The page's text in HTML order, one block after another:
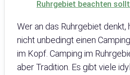
Ruhrgebiet beachten
Wer an das Ruhrgebiet denkt,
nicht unbedingt einen
im Kopf. Camping im
aber Tradition. Es gibt viele